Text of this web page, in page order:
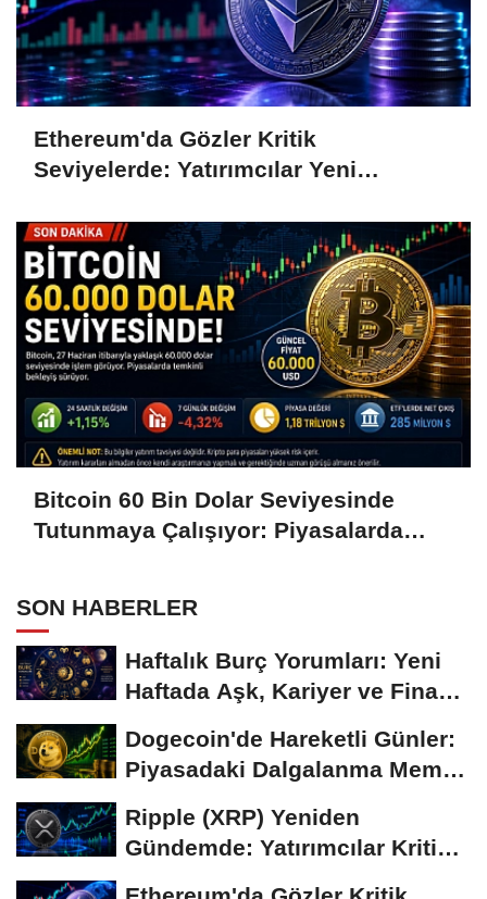
Ethereum'da Gözler Kritik
Seviyelerde: Yatırımcılar Yeni
Bitcoin 60 Bin Dolar Seviyesinde
Tutunmaya Çalışıyor: Piyasalarda
SON HABERLER
Haftalık Burç Yorumları: Yeni
Haftada Aşk, Kariyer ve Finans
Dogecoin'de Hareketli Günler:
Piyasadaki Dalgalanma Meme
Ripple (XRP) Yeniden
Gündemde: Yatırımcılar Kritik